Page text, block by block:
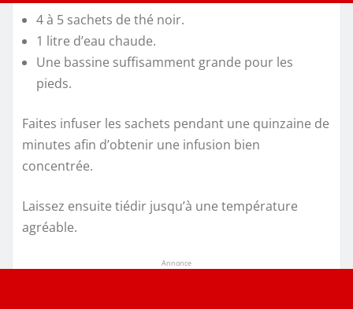
4 à 5 sachets de thé noir.
1 litre d’eau chaude.
Une bassine suffisamment grande pour les
pieds.
Faites infuser les sachets pendant une quinzaine de
minutes afin d’obtenir une infusion bien
concentrée.
Laissez ensuite tiédir jusqu’à une température
agréable.
Annonce